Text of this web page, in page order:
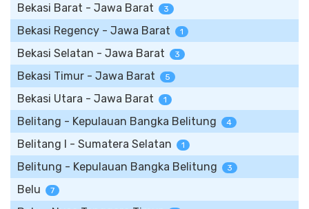
Bekasi Barat - Jawa Barat 3
Bekasi Regency - Jawa Barat 1
Bekasi Selatan - Jawa Barat 3
Bekasi Timur - Jawa Barat 5
Bekasi Utara - Jawa Barat 1
Belitang - Kepulauan Bangka Belitung 4
Belitang I - Sumatera Selatan 1
Belitung - Kepulauan Bangka Belitung 3
Belu 7